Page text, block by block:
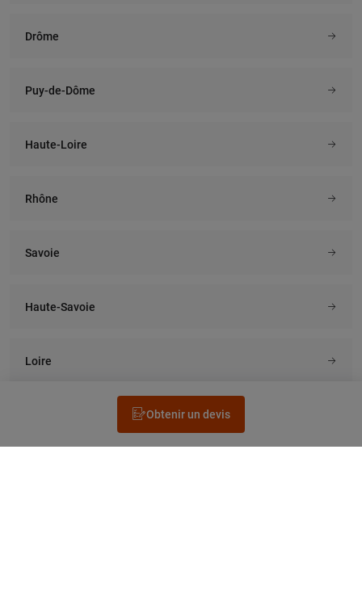
Obtenir un devis
Drôme
Puy-de-Dôme
Haute-Loire
Rhône
Savoie
Haute-Savoie
Loire